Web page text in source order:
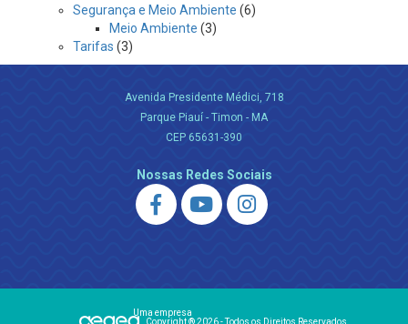
Segurança e Meio Ambiente (6)
Meio Ambiente (3)
Tarifas (3)
Avenida Presidente Médici, 718
Parque Piauí - Timon - MA
CEP 65631-390
Nossas Redes Sociais
Uma empresa
Copyright ® 2026 - Todos os Direitos Reservados.